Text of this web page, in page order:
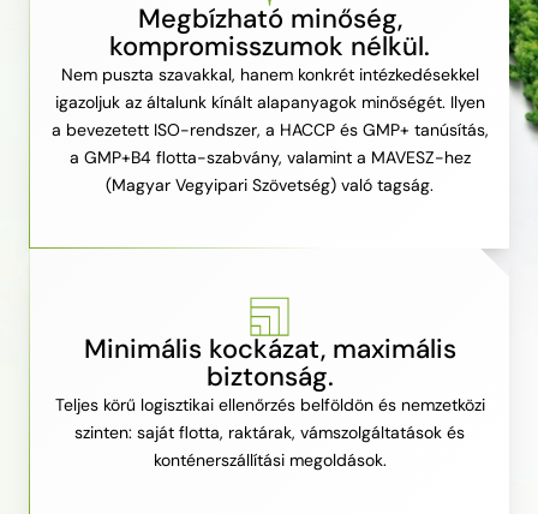
Megbízható minőség,
kompromisszumok nélkül.
Nem puszta szavakkal, hanem konkrét intézkedésekkel
igazoljuk az általunk kínált alapanyagok minőségét. Ilyen
a bevezetett ISO-rendszer, a HACCP és GMP+ tanúsítás,
a GMP+B4 flotta-szabvány, valamint a MAVESZ-hez
(Magyar Vegyipari Szövetség) való tagság.
Minimális kockázat, maximális
biztonság.
Teljes körű logisztikai ellenőrzés belföldön és nemzetközi
szinten: saját flotta, raktárak, vámszolgáltatások és
konténerszállítási megoldások.